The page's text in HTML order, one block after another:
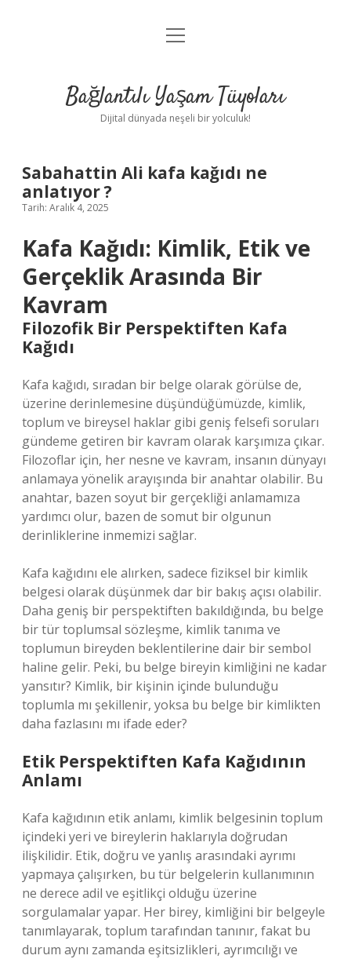
Anasayfa
Yasal Uyarı
menüyü
Bağlantılı Yaşam Tüyoları
Dijital dünyada neşeli bir yolculuk!
Sabahattin Ali kafa kağıdı ne
anlatıyor ?
Tarih: Aralık 4, 2025
Kafa Kağıdı: Kimlik, Etik ve
Gerçeklik Arasında Bir
Kavram
Filozofik Bir Perspektiften Kafa
Kağıdı
Kafa kağıdı, sıradan bir belge olarak görülse de,
üzerine derinlemesine düşündüğümüzde, kimlik,
toplum ve bireysel haklar gibi geniş felsefi soruları
gündeme getiren bir kavram olarak karşımıza çıkar.
Filozoflar için, her nesne ve kavram, insanın dünyayı
anlamaya yönelik arayışında bir anahtar olabilir. Bu
anahtar, bazen soyut bir gerçekliği anlamamıza
yardımcı olur, bazen de somut bir olgunun
derinliklerine inmemizi sağlar.
Kafa kağıdını ele alırken, sadece fiziksel bir kimlik
belgesi olarak düşünmek dar bir bakış açısı olabilir.
Daha geniş bir perspektiften bakıldığında, bu belge
bir tür toplumsal sözleşme, kimlik tanıma ve
toplumun bireyden beklentilerine dair bir sembol
haline gelir. Peki, bu belge bireyin kimliğini ne kadar
yansıtır? Kimlik, bir kişinin içinde bulunduğu
toplumla mı şekillenir, yoksa bu belge bir kimlikten
daha fazlasını mı ifade eder?
Etik Perspektiften Kafa Kağıdının
Anlamı
Kafa kağıdının etik anlamı, kimlik belgesinin toplum
içindeki yeri ve bireylerin haklarıyla doğrudan
ilişkilidir. Etik, doğru ve yanlış arasındaki ayrımı
yapmaya çalışırken, bu tür belgelerin kullanımının
ne derece adil ve eşitlikçi olduğu üzerine
sorgulamalar yapar. Her birey, kimliğini bir belgeyle
tanımlayarak, toplum tarafından tanınır, fakat bu
durum aynı zamanda eşitsizlikleri, ayrımcılığı ve